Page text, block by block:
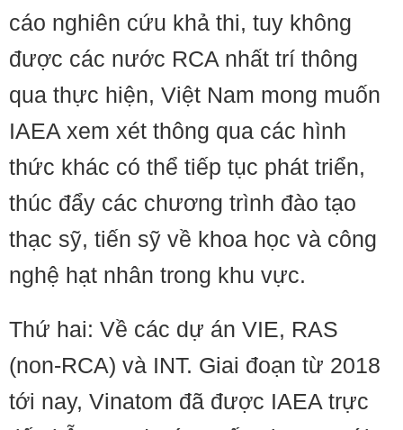
cáo nghiên cứu khả thi, tuy không
được các nước RCA nhất trí thông
qua thực hiện, Việt Nam mong muốn
IAEA xem xét thông qua các hình
thức khác có thể tiếp tục phát triển,
thúc đẩy các chương trình đào tạo
thạc sỹ, tiến sỹ về khoa học và công
nghệ hạt nhân trong khu vực.
Thứ hai: Về các dự án VIE, RAS
(non-RCA) và INT. Giai đoạn từ 2018
tới nay, Vinatom đã được IAEA trực